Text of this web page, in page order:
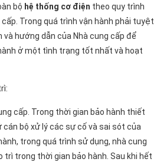
bộ hệ thống cơ điện theo quy trình
Trong quá trình vận hành phải tuyệt
hướng dẫn của Nhà cung cấp để
ở một tình trạng tốt nhất và hoạt
cấp. Trong thời gian bảo hành thiết
cán bộ xử lý các sự cố và sai sót của
trong quá trình sử dụng, nhà cung
trong thời gian bảo hành. Sau khi hết